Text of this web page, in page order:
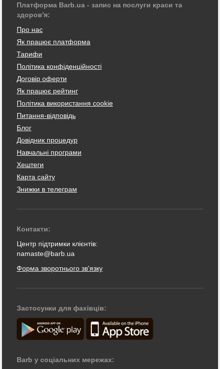
Платформа Barb.ua - запис на послуги краси та
здоров'я:
Про нас
Як працює платформа
Тарифи
Політика конфіденційності
Договір оферти
Як працює рейтинг
Політика використання cookie
Питання-відповідь
Блог
Довідник процедур
Навчальні програми
Хештеги
Карта сайту
Знижки в телеграм
Контакти:
Центр підтримки клієнтів:
namaste@barb.ua
Форма зворотнього зв'язку
Застосунки для фахівців:
Barb у соціальних мережах: